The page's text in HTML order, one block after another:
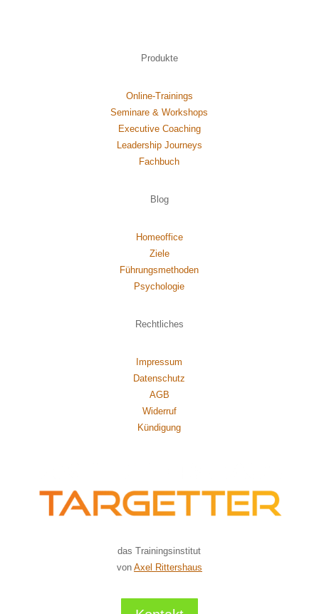
Produkte
Online-Trainings
Seminare & Workshops
Executive Coaching
Leadership Journeys
Fachbuch
Blog
Homeoffice
Ziele
Führungsmethoden
Psychologie
Rechtliches
Impressum
Datenschutz
AGB
Widerruf
Kündigung
das Trainingsinstitut
von Axel Rittershaus